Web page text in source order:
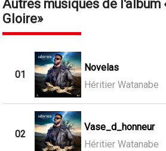
Autres musiques de l'album
Gloire
01
Novelas
Héritier Watanabe
02
Vase_d_honneur
Héritier Watanabe